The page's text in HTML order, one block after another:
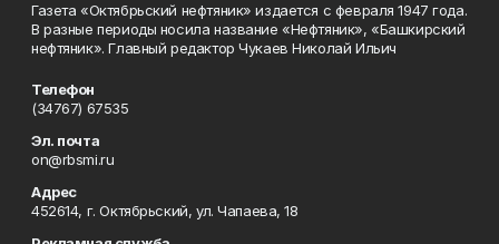
Газета «Октябрьский нефтяник» издается с февраля 1947 года.
В разные периоды носила название «Нефтяник», «Башкирский
нефтяник». Главный редактор Чукаев Николай Ильич
Телефон
(34767) 67535
Эл. почта
on@rbsmi.ru
Адрес
452614, г. Октябрьский, ул. Чапаева, 18